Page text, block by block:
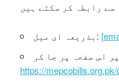
بذریعہ ای میل:
https://